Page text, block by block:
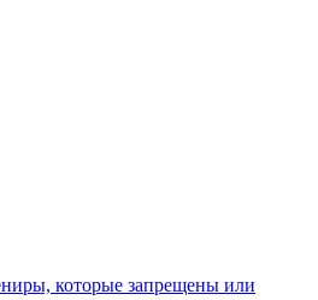
которые запрещены или